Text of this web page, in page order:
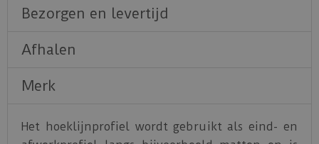
Bezorgen en levertijd
Afhalen
Merk
Het hoeklijnprofiel wordt gebruikt als eind- en